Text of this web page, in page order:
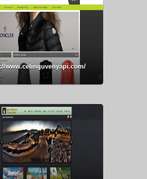
www.cetinguvenyapi.com/